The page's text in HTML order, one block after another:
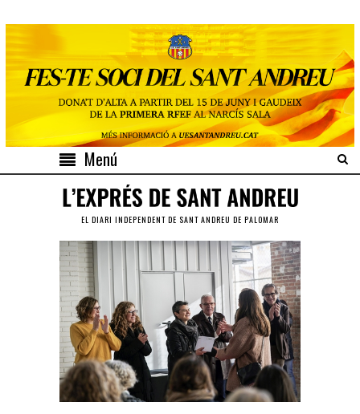
Menú
EL DIARI INDEPENDENT DE SANT ANDREU DE PALOMAR